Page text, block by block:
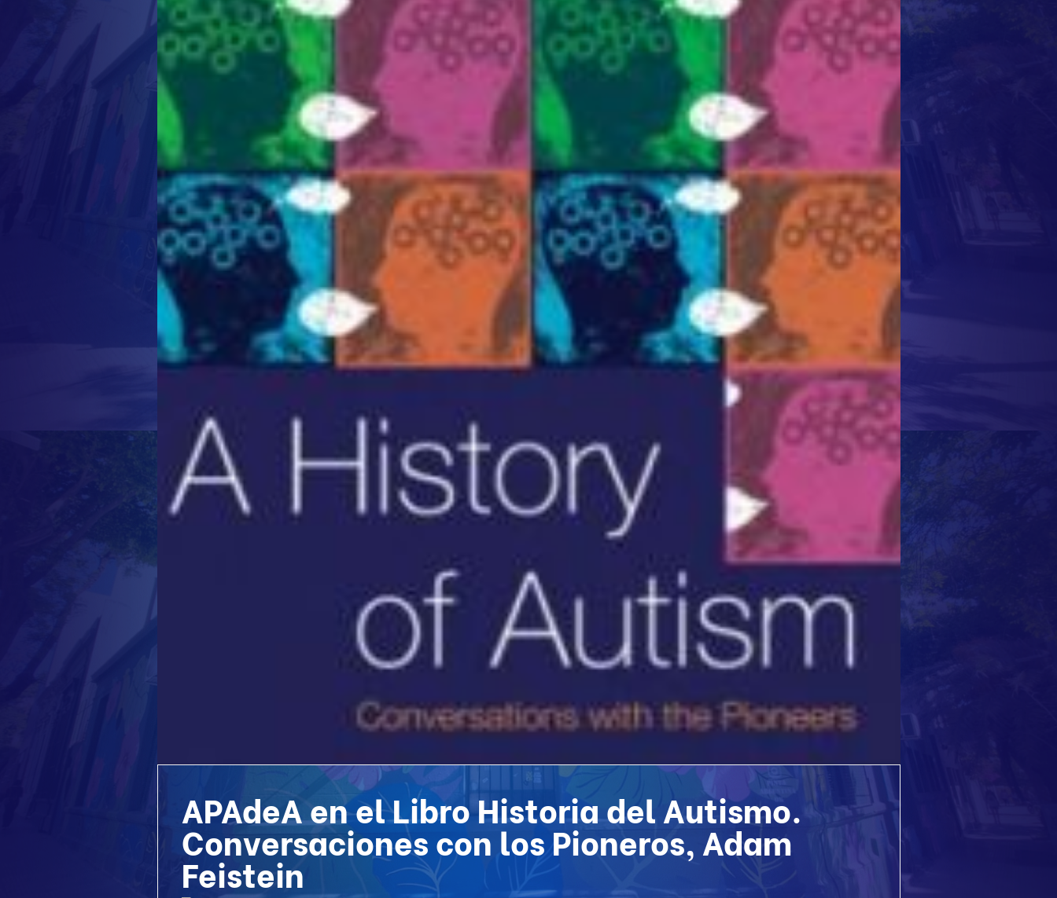
APAdeA en el Libro Historia del Autismo.
Conversaciones con los Pioneros, Adam
Feistein